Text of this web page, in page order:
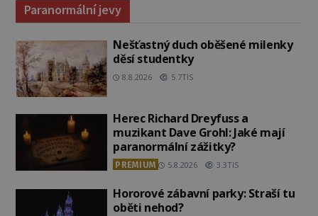
Paranormální jevy
Nešťastný duch oběšené milenky
děsí studentky
8.8.2026 5.7TIS
Herec Richard Dreyfuss a
muzikant Dave Grohl: Jaké mají
paranormální zážitky?
PREMIUM 5.8.2026 3.3TIS
Hororové zábavní parky: Straší tu
oběti nehod?